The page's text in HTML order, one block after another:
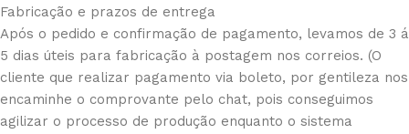
Fabricação e prazos de entrega
Após o pedido e confirmação de pagamento, levamos de 3 á
5 dias úteis para fabricação à postagem nos correios. (O
cliente que realizar pagamento via boleto, por gentileza nos
encaminhe o comprovante pelo chat, pois conseguimos
agilizar o processo de produção enquanto o sistema